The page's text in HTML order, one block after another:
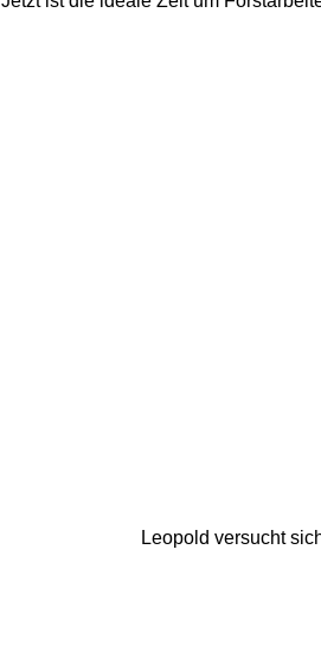
Leopold versucht